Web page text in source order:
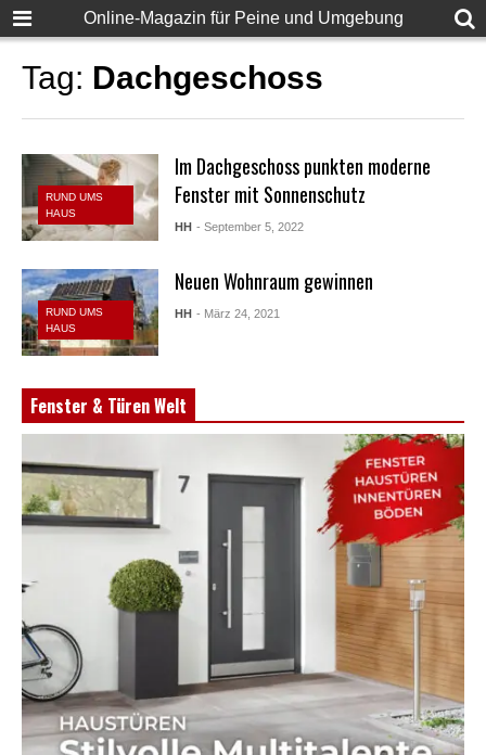
Online-Magazin für Peine und Umgebung
Tag: Dachgeschoss
RUND UMS
HAUS
Im Dachgeschoss punkten moderne
Fenster mit Sonnenschutz
HH - September 5, 2022
RUND UMS
HAUS
Neuen Wohnraum gewinnen
HH - März 24, 2021
Fenster & Türen Welt